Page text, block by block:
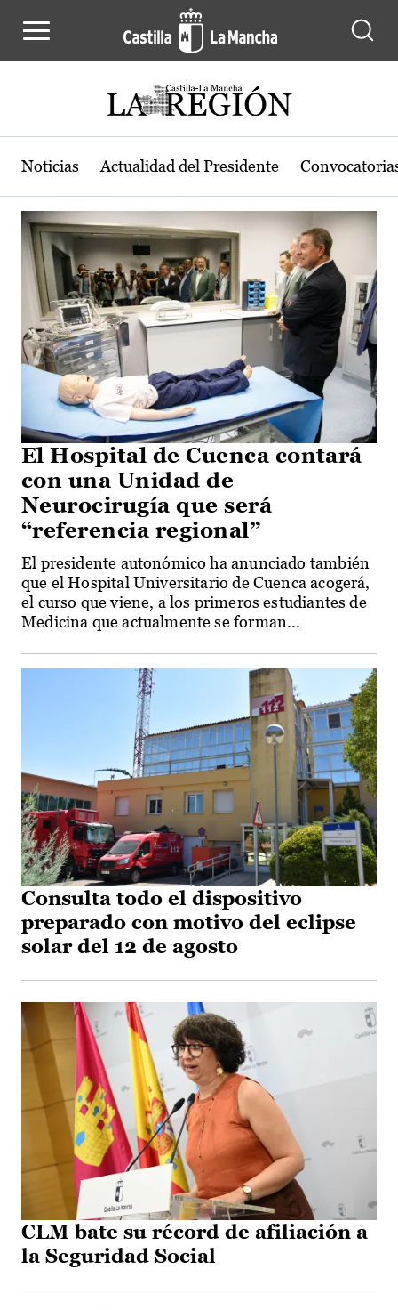
Actualidad de la región de Castilla-
Noticias Actualidad del Presidente
El Hospital de Cuenca contará
con una Unidad de
Neurocirugía que será
“referencia regional”
El presidente autonómico ha anunciado también
que el Hospital Universitario de Cuenca acogerá,
el curso que viene, a los primeros estudiantes de
Medicina que actualmente se forman...
Consulta todo el dispositivo
preparado con motivo del eclipse
solar del 12 de agosto
CLM bate su récord de afiliación a
la Seguridad Social